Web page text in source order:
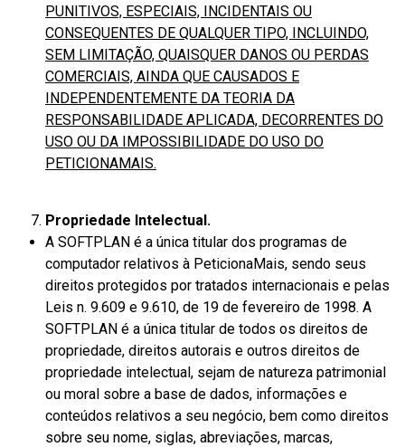
PUNITIVOS, ESPECIAIS, INCIDENTAIS OU
CONSEQUENTES DE QUALQUER TIPO, INCLUINDO,
SEM LIMITAÇÃO, QUAISQUER DANOS OU PERDAS
COMERCIAIS, AINDA QUE CAUSADOS E
INDEPENDENTEMENTE DA TEORIA DA
RESPONSABILIDADE APLICADA, DECORRENTES DO
USO OU DA IMPOSSIBILIDADE DO USO DO
PETICIONAMAIS.
Propriedade Intelectual.
A SOFTPLAN é a única titular dos programas de
computador relativos à PeticionaMais, sendo seus
direitos protegidos por tratados internacionais e pelas
Leis n. 9.609 e 9.610, de 19 de fevereiro de 1998. A
SOFTPLAN é a única titular de todos os direitos de
propriedade, direitos autorais e outros direitos de
propriedade intelectual, sejam de natureza patrimonial
ou moral sobre a base de dados, informações e
conteúdos relativos a seu negócio, bem como direitos
sobre seu nome, siglas, abreviações, marcas,